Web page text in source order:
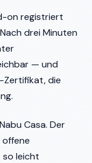
on registriert
drei Minuten
— und
Zertifikat, die
Casa. Der
offene
so leicht